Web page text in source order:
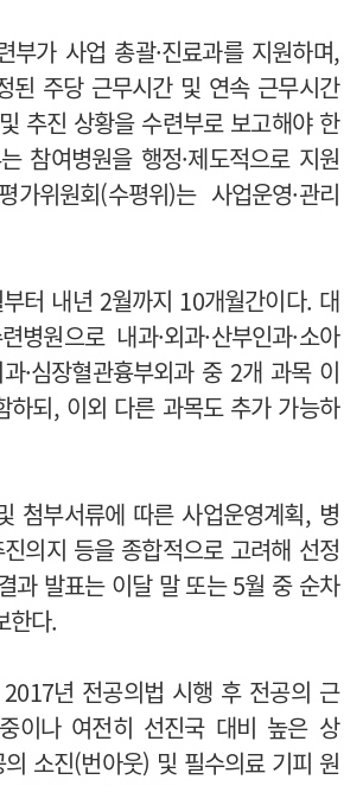
부가 사업 총괄·진료과를 지원하며,
된 주당 근무시간 및 연속 근무시간
추진 상황을 수련부로 보고해야 한
참여병원을 행정·제도적으로 지원
가위원회(수평위)는 사업운영·관리
터 내년 2월까지 10개월간이다. 대
병원으로 내과·외과·산부인과·소아
·심장혈관흉부외과 중 2개 과목 이
하되, 이외 다른 과목도 추가 가능하
첨부서류에 따른 사업운영계획, 병
의지 등을 종합적으로 고려해 선정
과 발표는 이달 말 또는 5월 중 순차
한다.
년 전공의법 시행 후 전공의 근
이나 여전히 선진국 대비 높은 상
소진(번아웃) 및 필수의료 기피 원